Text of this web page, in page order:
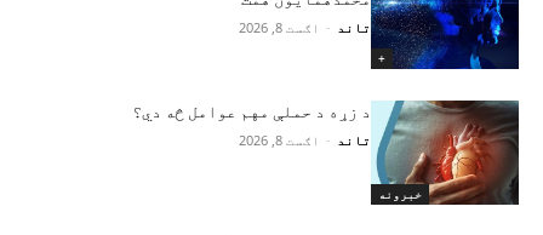
+
تاند - اګست 8, 2026
خبرونه
د زړه د حملې مهم عوامل څه دي؟
تاند - اګست 8, 2026